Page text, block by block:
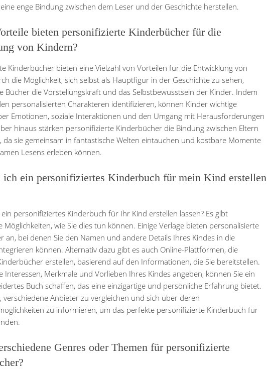
enge Bindung zwischen dem Leser und der Geschichte herstellen.
bieten personifizierte Kinderbücher für die
von Kindern?
Kinderbücher bieten eine Vielzahl von Vorteilen für die Entwicklung von
die Möglichkeit, sich selbst als Hauptfigur in der Geschichte zu sehen,
Bücher die Vorstellungskraft und das Selbstbewusstsein der Kinder. Indem
personalisierten Charakteren identifizieren, können Kinder wichtige
Emotionen, soziale Interaktionen und den Umgang mit Herausforderungen
hinaus stärken personifizierte Kinderbücher die Bindung zwischen Eltern
da sie gemeinsam in fantastische Welten eintauchen und kostbare Momente
Lesens erleben können.
ich ein personifiziertes Kinderbuch für mein Kind erstellen
personifiziertes Kinderbuch für Ihr Kind erstellen lassen? Es gibt
Möglichkeiten, wie Sie dies tun können. Einige Verlage bieten personalisierte
an, bei denen Sie den Namen und andere Details Ihres Kindes in die
können. Alternativ dazu gibt es auch Online-Plattformen, die
erstellen, basierend auf den Informationen, die Sie bereitstellen.
Interessen, Merkmale und Vorlieben Ihres Kindes angeben, können Sie ein
Buch schaffen, das eine einzigartige und persönliche Erfahrung bietet.
verschiedene Anbieter zu vergleichen und sich über deren
zu informieren, um das perfekte personifizierte Kinderbuch für
Genres oder Themen für personifizierte